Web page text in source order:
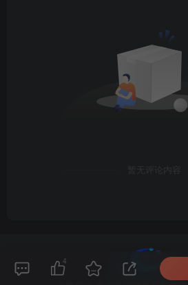
暂无评论内容
4